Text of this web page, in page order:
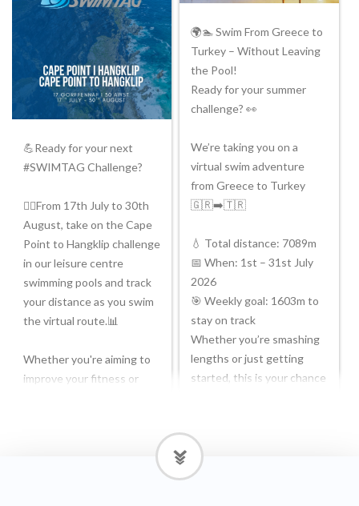
💪Ready for your next
#SWIMTAG Challenge?
🏊‍♂️From 17th July to 30th
August, take on the Cape
Point to Hangklip challenge
in our leisure centre
swimming pools and track
your distance as you swim
the virtual route.📊
Whether you're aiming to
improve your fitness or
🌍🏊 Swim From Greece to
Turkey – Without Leaving
the Pool!
Ready for your summer
challenge? 👀
We’re taking you on a
virtual swim adventure
from Greece to Turkey
🇬🇷➡️🇹🇷
💧 Total distance: 7089m
📅 When: 1st – 31st July
2026
🎯 Weekly goal: 1603m to
stay on track
Whether you’re smashing
lengths or just getting
started, this is your chance
✨ Build fitness
✨ Stay motivated
✨ Feel holiday-ready